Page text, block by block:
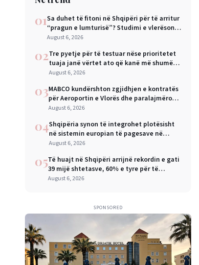
01Sa duhet të fitoni në Shqipëri për të arritur
“pragun e lumturisë”? Studimi e vlerëson
në 28 mijë dollarë në vit
August 6, 2026
02Tre pyetje për të testuar nëse prioritetet
tuaja janë vërtet ato që kanë më shumë
rëndësi
August 6, 2026
03MABCO kundërshton zgjidhjen e kontratës
për Aeroportin e Vlorës dhe paralajmëron
arbitrazh ndërkombëtar
August 6, 2026
04Shqipëria synon të integrohet plotësisht
në sistemin europian të pagesave në
nëntor, Sejko: Kursime të mëdha për
August 6, 2026
05Të huajt në Shqipëri arrijnë rekordin e gati
39 mijë shtetasve, 60% e tyre për të
punuar
August 6, 2026
SPONSORED